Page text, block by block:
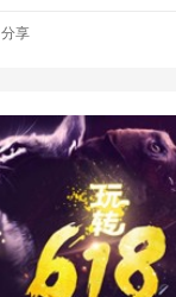
分享